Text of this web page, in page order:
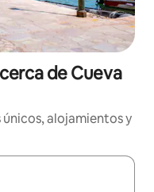
de Cueva
alojamientos y
navega con las